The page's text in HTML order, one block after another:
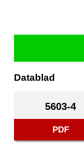
Datablad
5603-4
PDF